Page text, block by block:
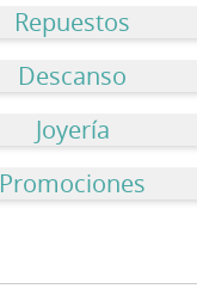
Repuestos
Descanso
Joyería
Promociones